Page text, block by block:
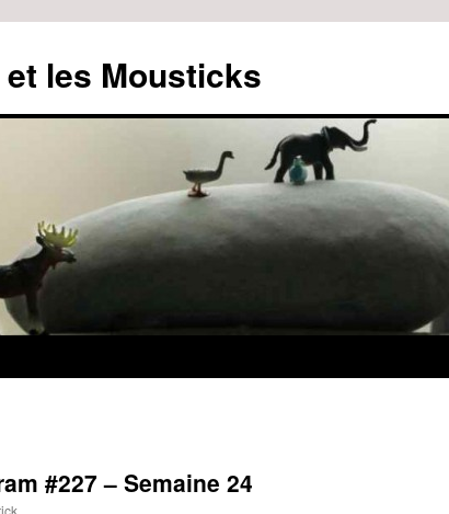
les Mousticks
#227 – Semaine 24